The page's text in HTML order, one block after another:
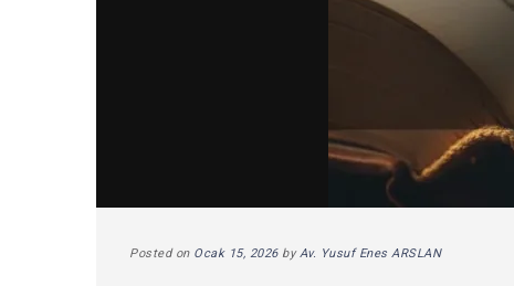
Posted on Ocak 15, 2026byAv. Yusuf Enes ARSLAN